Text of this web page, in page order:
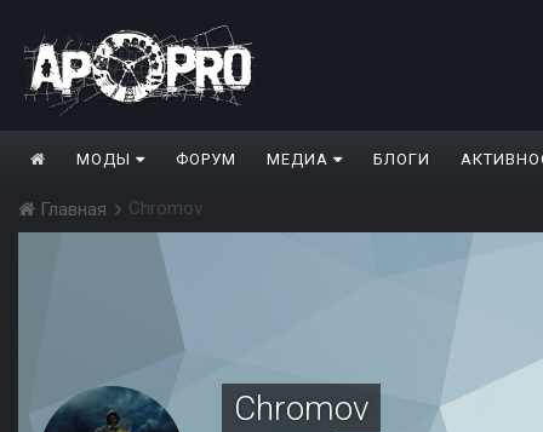
МОДЫ ФОРУМ МЕДИА БЛОГИ
Главная Chromov
Chromov